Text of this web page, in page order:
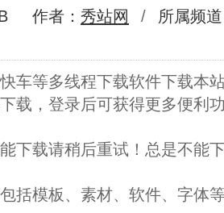
作者： 秀站网 /
所属频
车等多线程下载软件下载本
载，登录后可获得更多便利
下载请稍后重试！总是不能
括模板、素材、软件、字体